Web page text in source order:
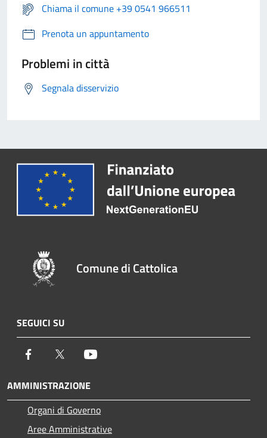
Chiama il comune +39 0541 966511
Prenota un appuntamento
Problemi in città
Segnala disservizio
Comune di Cattolica
SEGUICI SU
Facebook Twitter
AMMINISTRAZIONE
Organi di Governo
Aree Amministrative